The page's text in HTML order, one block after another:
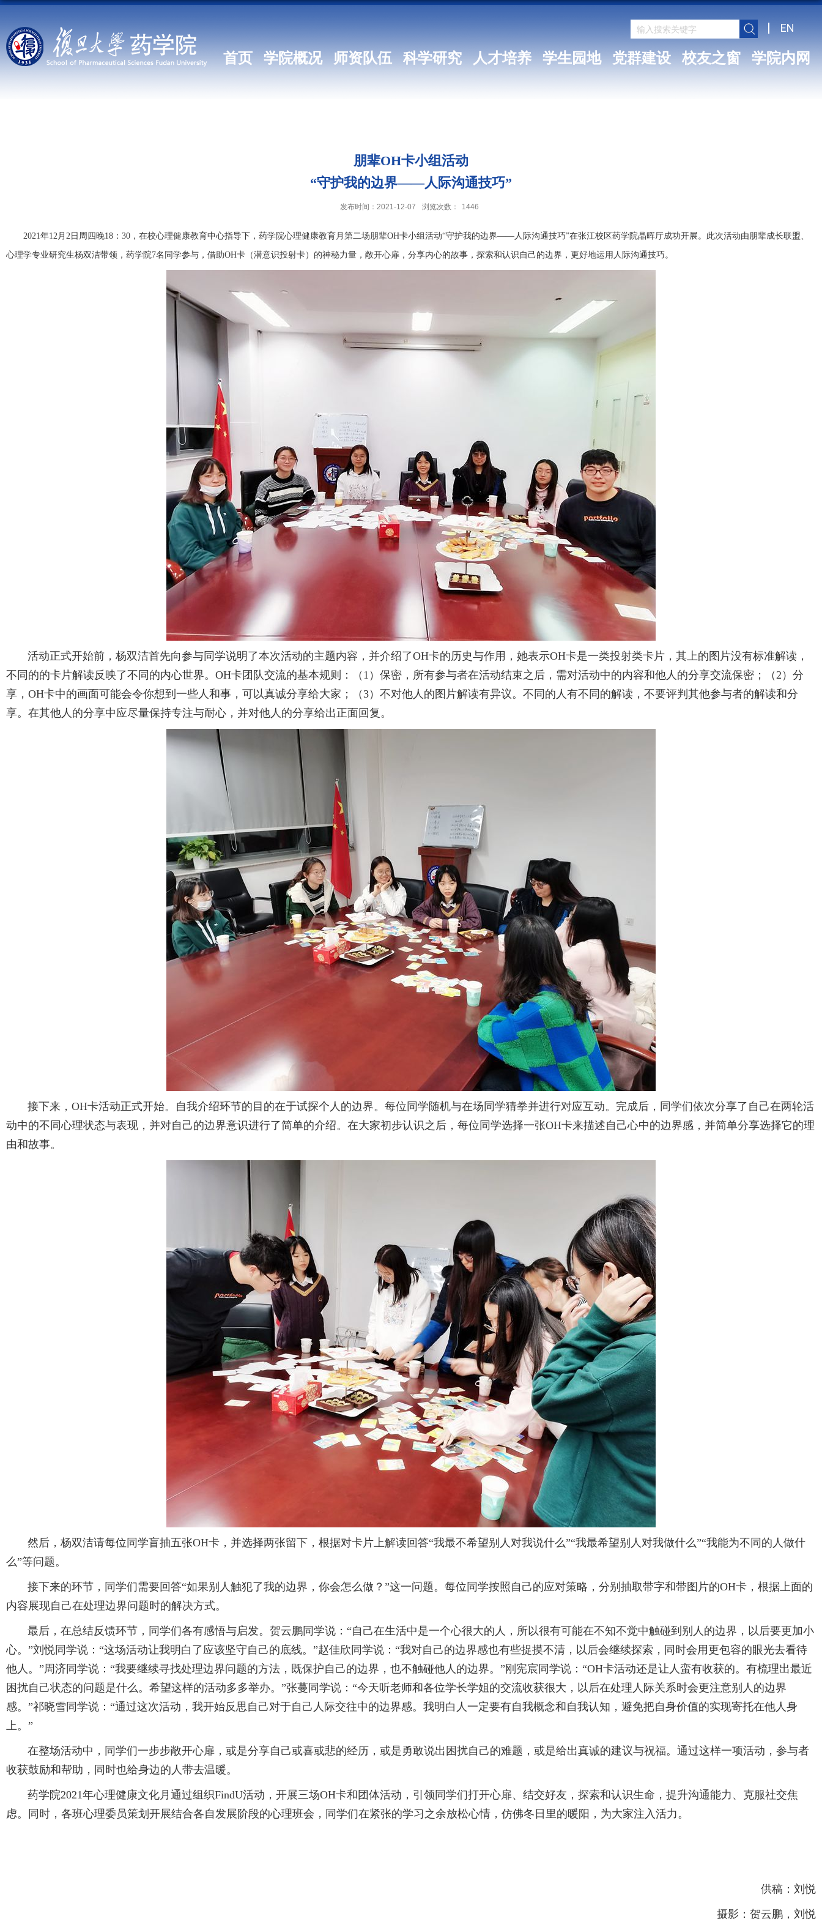
EN
首页 学院概况 师资队伍 科学研究 人才培养 学生园地 党群建设 校友之窗 学院内网
朋辈OH卡小组活动
“守护我的边界——人际沟通技巧”
发布时间：2021-12-07 浏览次数： 1446
2021年12月 2 日周四晚18 ： 30 ，在校心理健康教育中心指导下，药学院心理健康教育月第二场朋辈OH卡小组活动“守护我的边界——人际沟通技巧”在张江校区药学院晶晖厅成功开展。此次活动由朋辈成长联盟、
心理学专业研究生杨双洁带领，药学院7名同学参与，借助OH卡（潜意识投射卡）的神秘力量，敞开心扉，分享内心的故事，探索和认识自己的边界，更好地运用人际沟通技巧。
活动正式开始前，杨双洁首先向参与同学说明了本次活动的主题内容，并介绍了OH卡的历史与作用，她表示OH卡是一类投射类卡片，其上的图片没有标准解读，
不同的的卡片解读反映了不同的内心世界。OH卡团队交流的基本规则：（1）保密，所有参与者在活动结束之后，需对活动中的内容和他人的分享交流保密；（2）分
享，OH卡中的画面可能会令你想到一些人和事，可以真诚分享给大家；（3）不对他人的图片解读有异议。不同的人有不同的解读，不要评判其他参与者的解读和分
享。在其他人的分享中应尽量保持专注与耐心，并对他人的分享给出正面回复。
接下来，OH卡活动正式开始。自我介绍环节的目的在于试探个人的边界。每位同学随机与在场同学猜拳并进行对应互动。完成后，同学们依次分享了自己在两轮活
动中的不同心理状态与表现，并对自己的边界意识进行了简单的介绍。在大家初步认识之后，每位同学选择一张OH卡来描述自己心中的边界感，并简单分享选择它的理
由和故事。
然后，杨双洁请每位同学盲抽五张OH卡，并选择两张留下，根据对卡片上解读回答“我最不希望别人对我说什么”“我最希望别人对我做什么”“我能为不同的人做什
么”等问题。
接下来的环节，同学们需要回答“如果别人触犯了我的边界，你会怎么做？”这一问题。每位同学按照自己的应对策略，分别抽取带字和带图片的OH卡，根据上面的
内容展现自己在处理边界问题时的解决方式。
最后，在总结反馈环节，同学们各有感悟与启发。贺云鹏同学说：“自己在生活中是一个心很大的人，所以很有可能在不知不觉中触碰到别人的边界，以后要更加小
心。”刘悦同学说：“这场活动让我明白了应该坚守自己的底线。”赵佳欣同学说：“我对自己的边界感也有些捉摸不清，以后会继续探索，同时会用更包容的眼光去看待
他人。”周济同学说：“我要继续寻找处理边界问题的方法，既保护自己的边界，也不触碰他人的边界。”刚宪宸同学说：“OH卡活动还是让人蛮有收获的。有梳理出最近
困扰自己状态的问题是什么。希望这样的活动多多举办。”张蔓同学说：“今天听老师和各位学长学姐的交流收获很大，以后在处理人际关系时会更注意别人的边界
感。”祁晓雪同学说：“通过这次活动，我开始反思自己对于自己人际交往中的边界感。我明白人一定要有自我概念和自我认知，避免把自身价值的实现寄托在他人身
上。”
在整场活动中，同学们一步步敞开心扉，或是分享自己或喜或悲的经历，或是勇敢说出困扰自己的难题，或是给出真诚的建议与祝福。通过这样一项活动，参与者
收获鼓励和帮助，同时也给身边的人带去温暖。
药学院2021年心理健康文化月通过组织FindU活动，开展三场OH卡和团体活动，引领同学们打开心扉、结交好友，探索和认识生命，提升沟通能力、克服社交焦
虑。同时，各班心理委员策划开展结合各自发展阶段的心理班会，同学们在紧张的学习之余放松心情，仿佛冬日里的暖阳，为大家注入活力。
供稿：刘悦
摄影：贺云鹏，刘悦